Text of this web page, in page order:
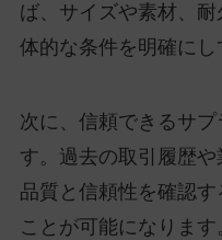
ば、サイズや素材、
体的な条件を明確にし
次に、信頼できるサ
す。過去の取引履歴や
品質と信頼性を確認
ことが可能になりま